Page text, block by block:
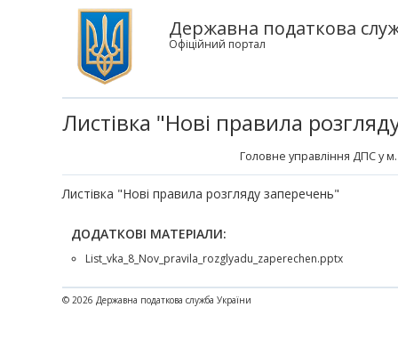
Державна податкова
Офіційний портал
Листівка "Нові правила
Головне управління ДПС у м.
Листівка "Нові правила розгляду заперечень"
ДОДАТКОВІ МАТЕРІАЛИ:
List_vka_8_Nov_pravila_rozglyadu_zaperechen.pptx
© 2026 Державна податкова служба України